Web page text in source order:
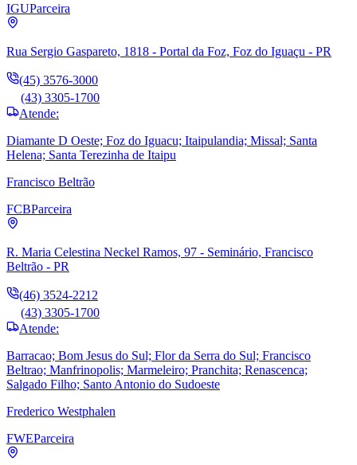
IGUParceira
Rua Sergio Gaspareto, 1818 - Portal da Foz, Foz do Iguaçu - PR
(45) 3576-3000
(43) 3305-1700
Atende:
Diamante D Oeste; Foz do Iguacu; Itaipulandia; Missal; Santa
Helena; Santa Terezinha de Itaipu
Francisco Beltrão
FCBParceira
R. Maria Celestina Neckel Ramos, 97 - Seminário, Francisco
Beltrão - PR
(46) 3524-2212
(43) 3305-1700
Atende:
Barracao; Bom Jesus do Sul; Flor da Serra do Sul; Francisco
Beltrao; Manfrinopolis; Marmeleiro; Pranchita; Renascenca;
Salgado Filho; Santo Antonio do Sudoeste
Frederico Westphalen
FWEParceira